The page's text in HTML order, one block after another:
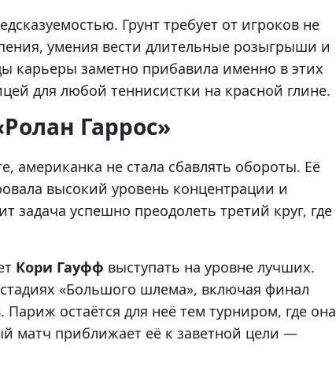
Грунт требует от игроков не
умения вести длительные розыгрыши и
карьеры заметно прибавила именно в этих
для любой теннисистки на красной глине.
Гаррос»
американка не стала сбавлять обороты. Её
высокий уровень концентрации и
задача успешно преодолеть третий круг, где
Кори Гауфф выступать на уровне лучших.
«Большого шлема», включая финал
остаётся для неё тем турниром, где она
матч приближает её к заветной цели —